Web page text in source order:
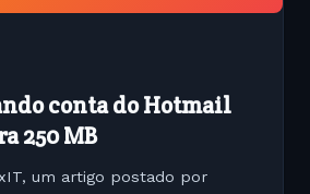
conta do Hotmail
250 MB
um artigo postado por